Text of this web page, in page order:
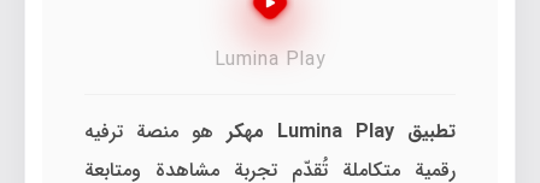
Lumina Play
تطبيق Lumina Play مهكر
هو منصة ترفيه
رقمية متكاملة تُقدّم تجربة مشاهدة ومتابعة